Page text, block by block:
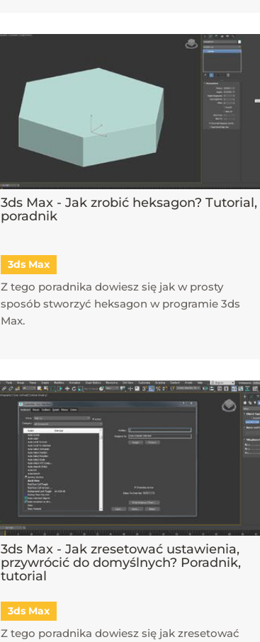
3ds Max - Jak zrobić heksagon? Tutorial,
poradnik
3ds Max
Z tego poradnika dowiesz się jak w prosty
sposób stworzyć heksagon w programie 3ds
Max.
3ds Max - Jak zresetować ustawienia,
przywrócić do domyślnych? Poradnik,
tutorial
3ds Max
Z tego poradnika dowiesz się jak zresetować